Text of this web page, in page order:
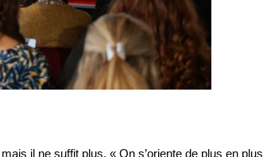
il ne suffit plus. « On s’oriente de plus en plus